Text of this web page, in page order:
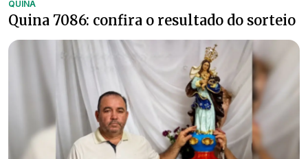
QUINA
Quina 7086: confira o resultado do sorteio